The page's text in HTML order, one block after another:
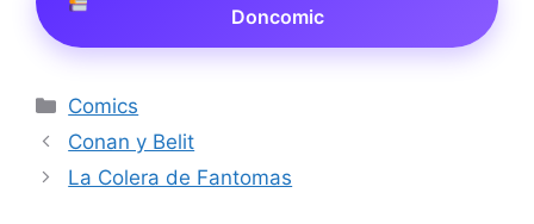
Doncomic
Categorías
Comics
Conan y Belit
La Colera de Fantomas